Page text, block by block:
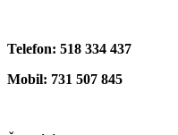
Telefon: 518 334 437
Mobil: 731 507 845